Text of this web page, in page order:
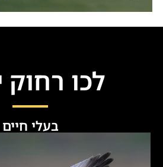
לכו רחוק
בעלי חיים